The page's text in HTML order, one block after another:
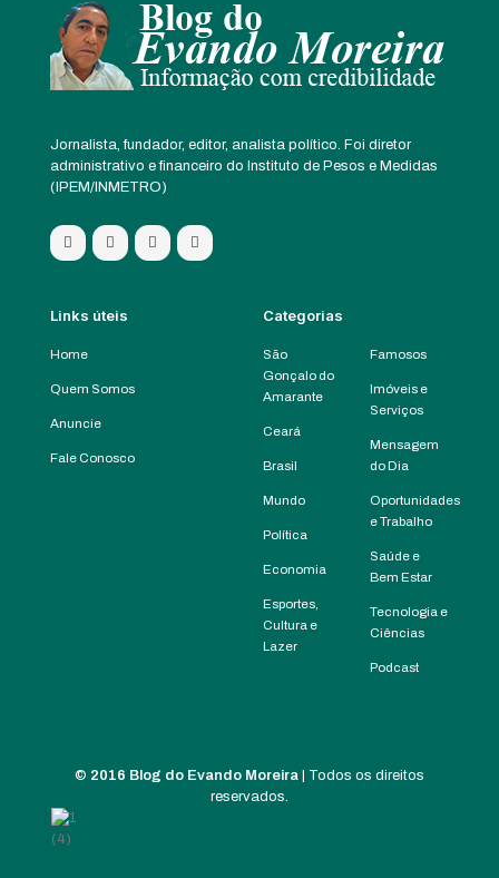
Jornalista, fundador, editor, analista político. Foi diretor
administrativo e financeiro do Instituto de Pesos e Medidas
(IPEM/INMETRO)
Links úteis
Home
Quem Somos
Anuncie
Fale Conosco
Categorias
São
Gonçalo do
Amarante
Ceará
Brasil
Mundo
Política
Economia
Esportes,
Cultura e
Lazer
Famosos
Imóveis e
Serviços
Mensagem
do Dia
Oportunidades
e Trabalho
Saúde e
Bem Estar
Tecnologia e
Ciências
Podcast
© 2016 Blog do Evando Moreira | Todos os direitos
reservados.